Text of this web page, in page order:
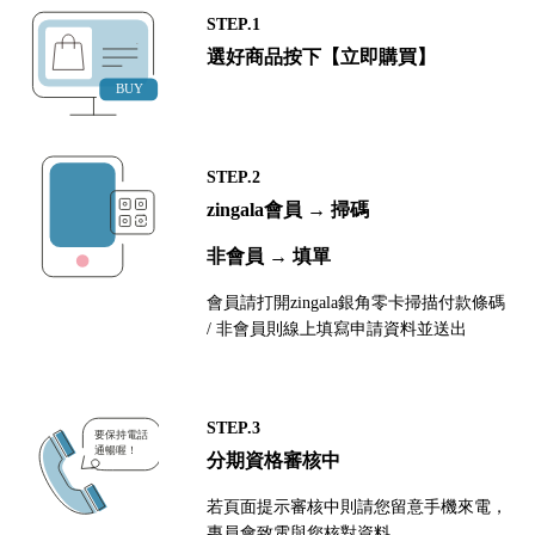
STEP.1
選好商品按下【立即購買】
STEP.2
zingala會員 → 掃碼
非會員 → 填單
會員請打開zingala銀角零卡掃描付款條碼
/ 非會員則線上填寫申請資料並送出
STEP.3
分期資格審核中
若頁面提示審核中則請您留意手機來電，